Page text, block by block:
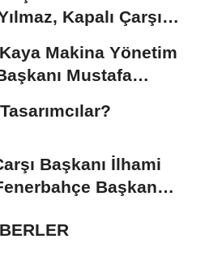
Kapalı Çarşı
Makina Yönetim
Mustafa
Başkanı İlhami
Başkan